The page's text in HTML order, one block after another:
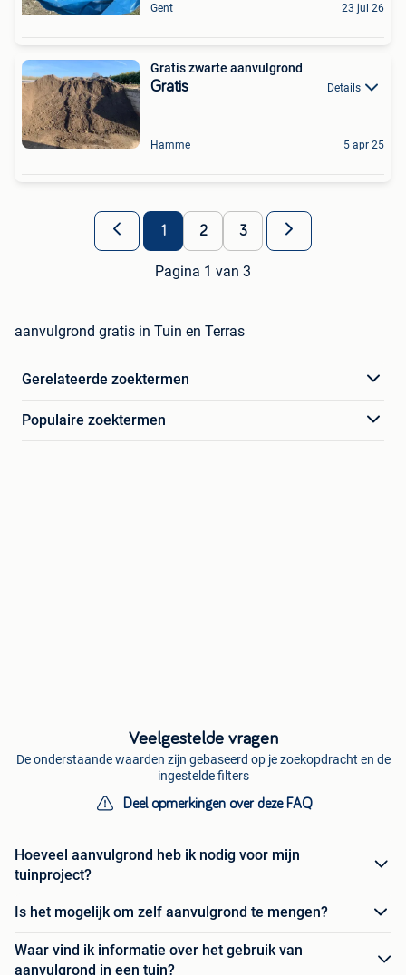
Gent 23 jul 26
Gratis zwarte aanvulgrond
Gratis Details
Hamme 5 apr 25
1 2 3
Pagina 1 van 3
aanvulgrond gratis in Tuin en Terras
Gerelateerde zoektermen
Populaire zoektermen
Veelgestelde vragen
De onderstaande waarden zijn gebaseerd op je zoekopdracht en de
ingestelde filters
Deel opmerkingen over deze FAQ
Hoeveel aanvulgrond heb ik nodig voor mijn
tuinproject?
Is het mogelijk om zelf aanvulgrond te mengen?
Waar vind ik informatie over het gebruik van
aanvulgrond in een tuin?